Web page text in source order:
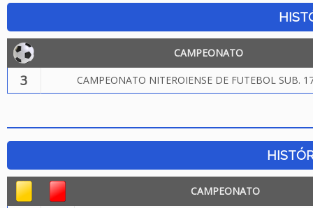
CAMPEONATO
3 CAMPEONATO NITEROIENSE DE FUTEBOL SUB.
CAMPEONATO